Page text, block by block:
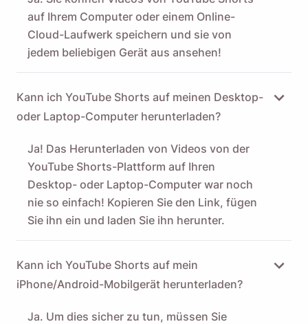
auf Ihrem Computer oder einem Online-
Cloud-Laufwerk speichern und sie von
jedem beliebigen Gerät aus ansehen!
Kann ich YouTube Shorts auf meinen Desktop-
oder Laptop-Computer herunterladen?
Ja! Das Herunterladen von Videos von der
YouTube Shorts-Plattform auf Ihren
Desktop- oder Laptop-Computer war noch
nie so einfach! Kopieren Sie den Link, fügen
Sie ihn ein und laden Sie ihn herunter.
Kann ich YouTube Shorts auf mein
iPhone/Android-Mobilgerät herunterladen?
Ja. Um dies sicher zu tun, müssen Sie